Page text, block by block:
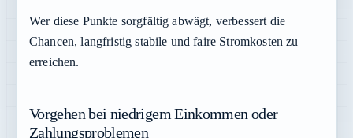
Wer diese Punkte sorgfältig abwägt, verbessert die
Chancen, langfristig stabile und faire Stromkosten zu
erreichen.
Vorgehen bei niedrigem Einkommen oder
Zahlungsproblemen